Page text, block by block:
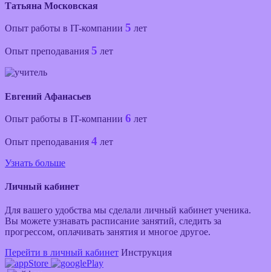
Татьяна Московская
Опыт работы в IT-компании 5 лет
Опыт преподавания 5 лет
Евгений Афанасьев
Опыт работы в IT-компании 6 лет
Опыт преподавания 4 лет
Узнать больше
Личный кабинет
Для вашего удобства мы сделали личный кабинет ученика.
Вы можете узнавать расписание занятий, следить за
прогрессом, оплачивать занятия и многое другое.
Перейти в личный кабинет Инструкция